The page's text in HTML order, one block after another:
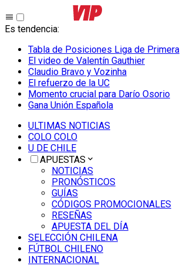
Es tendencia:
Tabla de Posiciones Liga de Primera
El video de Valentín Gauthier
Claudio Bravo y Vozinha
El refuerzo de la UC
Momento crucial para Darío Osorio
Gana Unión Española
ULTIMAS NOTICIAS
COLO COLO
U DE CHILE
APUESTAS
NOTICIAS
PRONÓSTICOS
GUÍAS
CÓDIGOS PROMOCIONALES
RESEÑAS
APUESTA DEL DÍA
SELECCIÓN CHILENA
FÚTBOL CHILENO
INTERNACIONAL